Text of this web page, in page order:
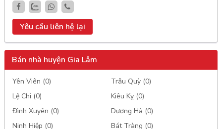
Yêu cầu liên hệ lại
Bán nhà huyện Gia Lâm
Yên Viên (0)
Trâu Quỳ (0)
Lệ Chi (0)
Kiêu Kỵ (0)
Đình Xuyên (0)
Dương Hà (0)
Ninh Hiệp (0)
Bát Tràng (0)